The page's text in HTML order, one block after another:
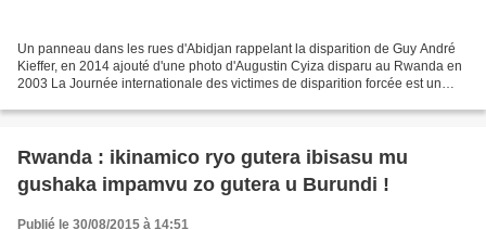
Un panneau dans les rues d'Abidjan rappelant la disparition de Guy André
Kieffer, en 2014 ajouté d'une photo d'Augustin Cyiza disparu au Rwanda en
2003 La Journée internationale des victimes de disparition forcée est un
Rwanda : ikinamico ryo gutera ibisasu mu
gushaka impamvu zo gutera u Burundi !
Publié le 30/08/2015 à 14:51